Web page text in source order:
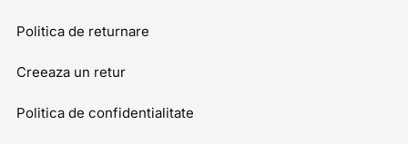
Politica de returnare
Creeaza un retur
Politica de confidentialitate